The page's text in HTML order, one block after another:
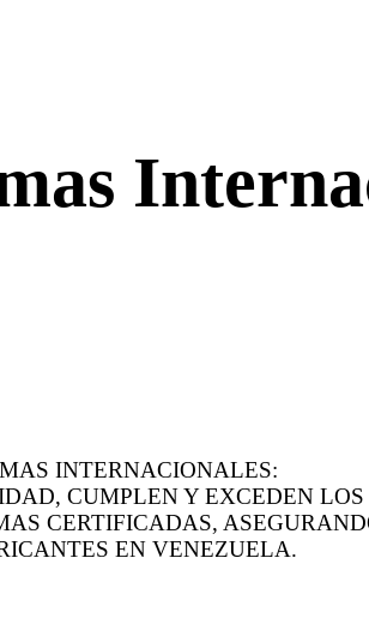
INTERNACIONALES:
CUMPLEN Y EXCEDEN
CERTIFICADAS,
EN VENEZUELA.